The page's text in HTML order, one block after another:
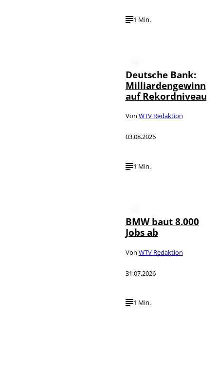
1 Min.
Deutsche Bank:
Milliardengewinn
auf Rekordniveau
Von WTV Redaktion
03.08.2026
1 Min.
BMW baut 8.000
Jobs ab
Von WTV Redaktion
31.07.2026
1 Min.